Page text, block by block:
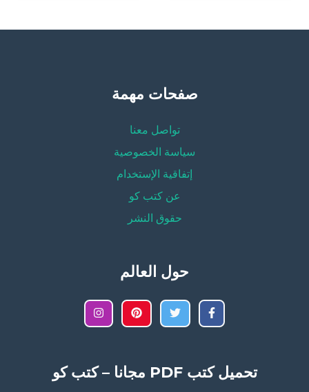
صفحات مهمة
تواصل معنا
سياسة الخصوصية
إتفاقية الإستخدام
عن كتب كو
حقوق النشر
حول العالم
تحميل كتب PDF مجانا – كتب كو